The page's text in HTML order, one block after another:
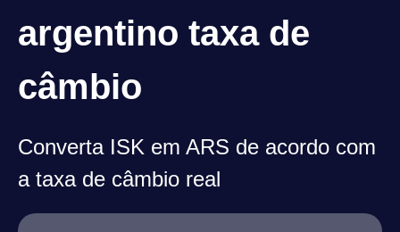
argentino taxa de
câmbio
Converta ISK em ARS de acordo com
a taxa de câmbio real